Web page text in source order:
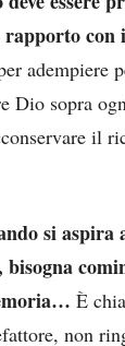
con
adempiere
Dio sopra
il
si aspira
È
non